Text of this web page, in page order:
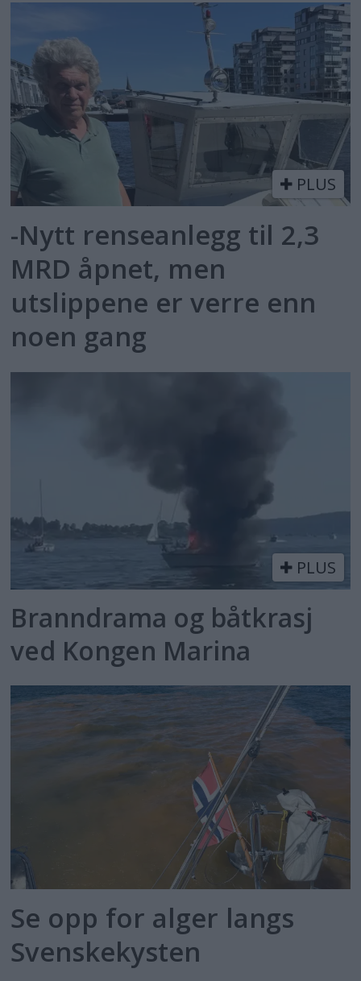
PLUS
-Nytt renseanlegg til 2,3
MRD åpnet, men
utslippene er verre enn
noen gang
PLUS
Branndrama og båtkrasj
ved Kongen Marina
Se opp for alger langs
Svenskekysten